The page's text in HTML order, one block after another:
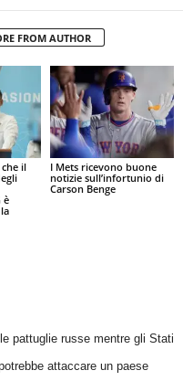
FROM AUTHOR
il
è
I Mets ricevono buone
notizie sull’infortunio di
Carson Benge
pattuglie russe mentre gli Stati
attaccare un paese